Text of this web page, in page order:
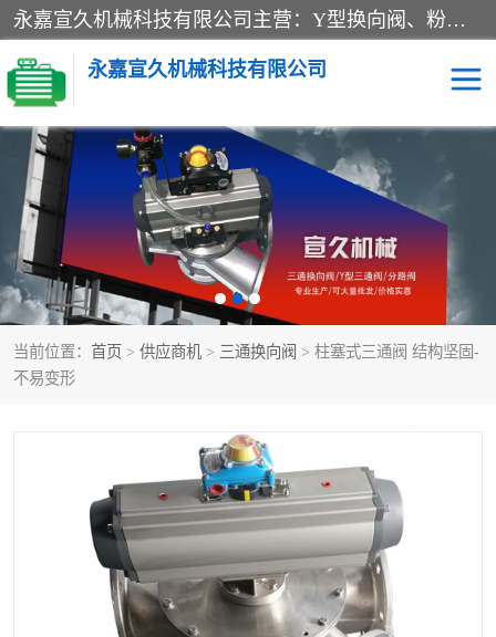
永嘉宣久机械科技有限公司主营：Y型换向阀、粉体换向阀、板式换向阀、三通换向阀、三通换向器、三通分路阀、管路换向阀等产品及服务。
永嘉宣久机械科技有限公司
当前位置： 首页 > 供应商机 > 三通换向阀 > 柱塞式三通阀 结构坚固-
不易变形
换向阀 Y型换向阀
板式换向阀 粉料换向阀
粉体换向阀 管道换向阀
管路换向阀 三通换向阀
粉体三通阀
气动三通阀 不锈钢三通阀
Y型转向阀 翻板转向阀
粉体转向阀 Y型球阀